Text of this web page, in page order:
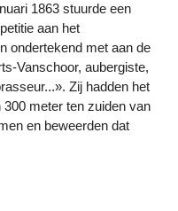
1863 stuurde een
aan het
ondertekend met aan de
Vanschoor, aubergiste,
Zij hadden het
meter ten zuiden van
en beweerden dat